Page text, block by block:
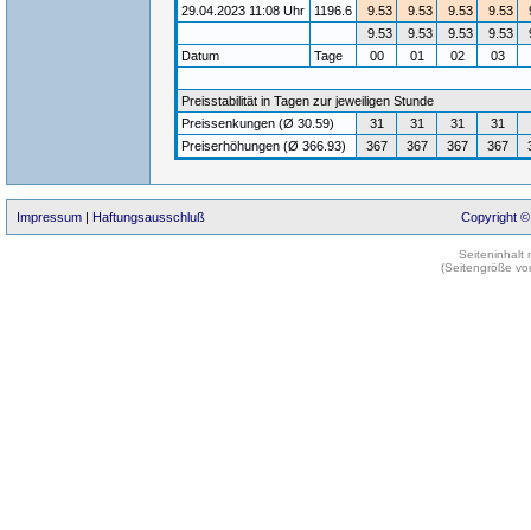
29.04.2023 11:08 Uhr
1196.6 9.53 9.53 9.53 9.53
9.53
9.53 9.53 9.53
Datum
Tage 00 01 02 03
Preisstabilität in Tagen zur jeweiligen Stunde
Preissenkungen (Ø 30.59)
31 31 31 31
Preiserhöhungen (Ø 366.93)
367 367 367 367
Impressum | Haftungsausschluß Copyright ©
Seiteninhalt
(Seitengröße